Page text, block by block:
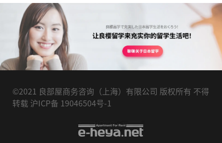
©2021 良部屋商务咨询（上海）有限公司 版权所有 不得
转载 沪ICP备 19046504号-1